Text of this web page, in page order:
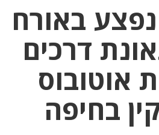
באורח
דרכים
אוטובוס
בחיפה